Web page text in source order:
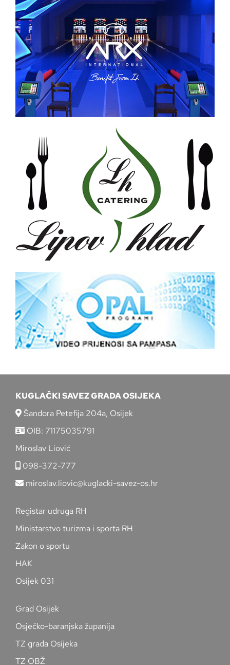
KUGLAČKI SAVEZ GRADA OSIJEKA
Šandora Petefija 204a, Osijek
OIB: 71175035791
Miroslav Liović
098-372-777
miroslav.liovic@kuglacki-savez-os.hr
Registar udruga RH
Ministarstvo turizma i sporta RH
Zakon o sportu
HAK
Osijek 031
Grad Osijek
Osječko-baranjska županija
TZ grada Osijeka
TZ OBŽ